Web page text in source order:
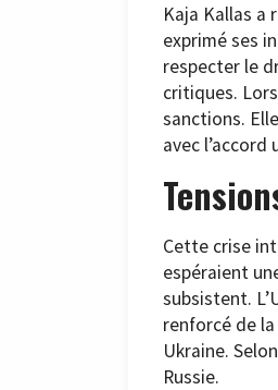
Kaja Kallas a
exprimé ses
respecter le
critiques.
sanctions.
avec
Cette crise
espéraient
subsistent.
renforcé de
Ukraine.
Russie.